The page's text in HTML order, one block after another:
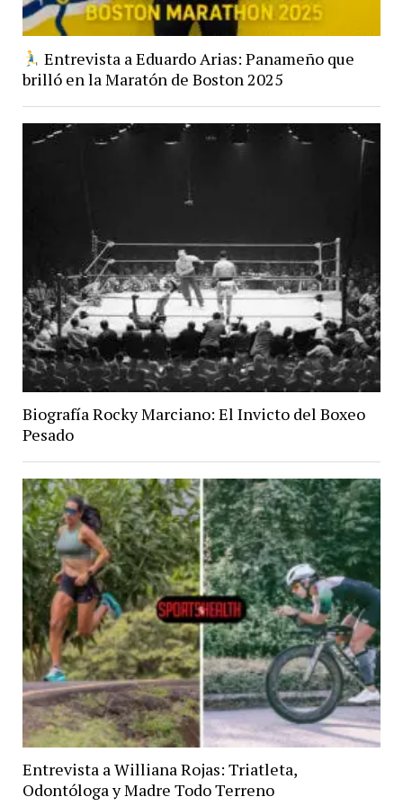
Entrevista a Eduardo Arias: Panameño que
brilló en la Maratón de Boston 2025
Biografía Rocky Marciano: El Invicto del Boxeo
Pesado
Entrevista a Williana Rojas: Triatleta,
Odontóloga y Madre Todo Terreno